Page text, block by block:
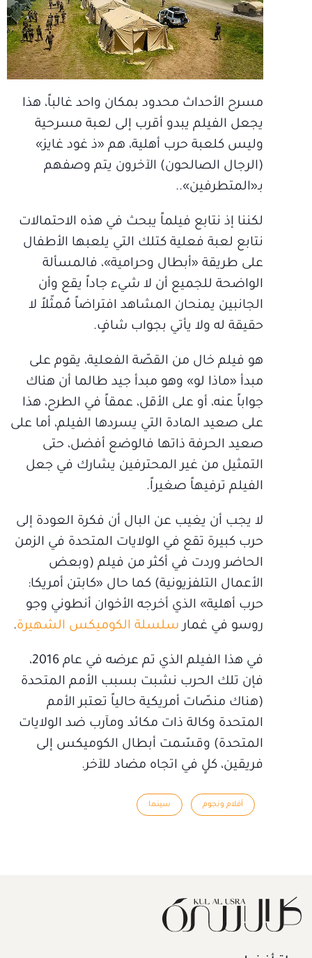
مسرح الأحداث محدود بمكان واحد غالباً، هذا
يجعل الفيلم يبدو أقرب إلى لعبة مسرحية
وليس كلعبة حرب أهلية، هم «ذ غود غايز»
(الرجال الصالحون) الآخرون يتم وصفهم
بـ«المتطرفين»..
لكننا إذ نتابع فيلماً يبحث في هذه الاحتمالات
نتابع لعبة فعلية كتلك التي يلعبها الأطفال
على طريقة «أبطال وحرامية»، فالمسألة
الواضحة للجميع أن لا شيء جاداً يقع وأن
الجانبين يمنحان المشاهد افتراضاً مُمثّلاً لا
حقيقة له ولا يأتي بجواب شافٍ.
هو فيلم خال من القصّة الفعلية، يقوم على
مبدأ «ماذا لو» وهو مبدأ جيد طالما أن هناك
جواباً عنه، أو على الأقل، عمقاً في الطرح، هذا
على صعيد المادة التي يسردها الفيلم، أما على
صعيد الحرفة ذاتها فالوضع أفضل، حتى
التمثيل من غير المحترفين يشارك في جعل
الفيلم ترفيهاً صغيراً.
لا يجب أن يغيب عن البال أن فكرة العودة إلى
حرب كبيرة تقع في الولايات المتحدة في الزمن
الحاضر وردت في أكثر من فيلم (وبعض
الأعمال التلفزيونية) كما حال «كابتن أمريكا:
حرب أهلية» الذي أخرجه الأخوان أنطوني وجو
روسو في غمار سلسلة الكوميكس الشهيرة.
في هذا الفيلم الذي تم عرضه في عام 2016،
فإن تلك الحرب نشبت بسبب الأمم المتحدة
(هناك منصّات أمريكية حالياً تعتبر الأمم
المتحدة وكالة ذات مكائد ومآرب ضد الولايات
المتحدة) وقسّمت أبطال الكوميكس إلى
فريقين، كلٍ في اتجاه مضاد للآخر.
أفلام ونجوم سينما